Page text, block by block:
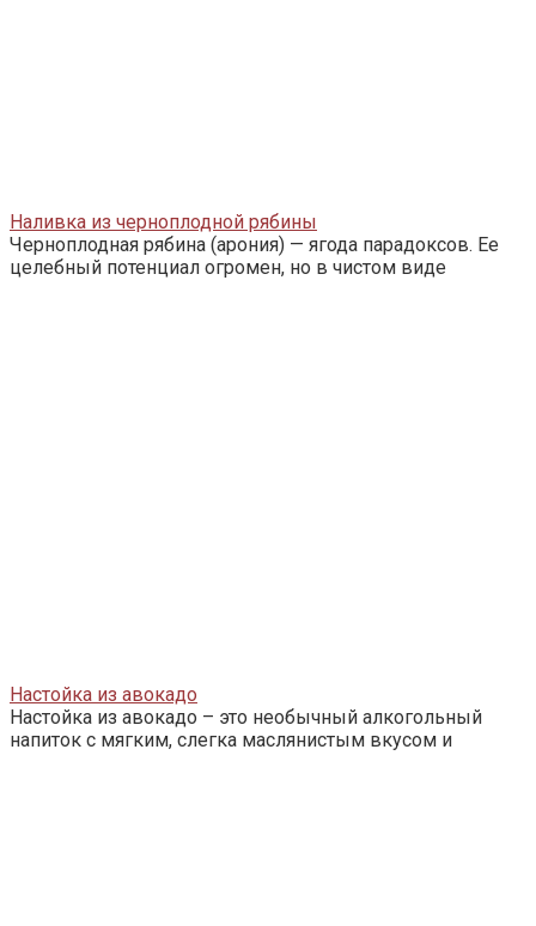
Наливка из черноплодной рябины
Черноплодная рябина (арония) — ягода парадоксов. Ее
целебный потенциал огромен, но в чистом виде
Настойка из авокадо
Настойка из авокадо – это необычный алкогольный
напиток с мягким, слегка маслянистым вкусом и